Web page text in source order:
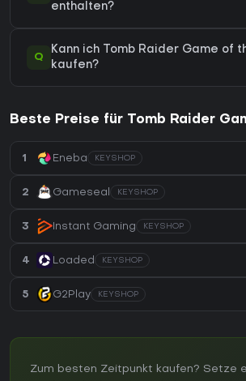
enthalten?
Q
Kann ich Tomb Raider Game of
kaufen?
Beste Preise für Tomb Raider
1 Eneba KEYSHOP
2 Gameseal KEYSHOP
3 Instant Gaming KEYSHOP
4 Loaded KEYSHOP
5 G2Play KEYSHOP
Zum besten Zeitpunkt kaufen? Setze